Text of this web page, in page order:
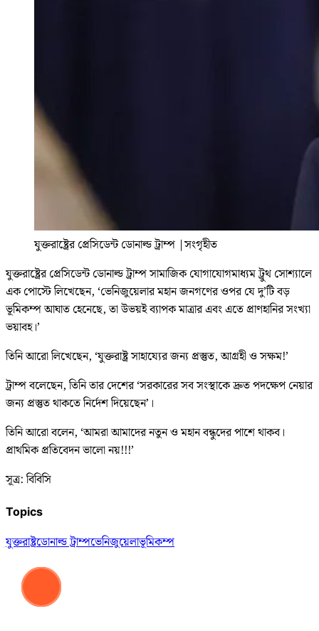
যুক্তরাষ্ট্রের প্রেসিডেন্ট ডোনাল্ড ট্রাম্প |সংগৃহীত
যুক্তরাষ্ট্রের প্রেসিডেন্ট ডোনাল্ড ট্রাম্প সামাজিক যোগাযোগমাধ্যম ট্রুথ সোশ্যালে
এক পোস্টে লিখেছেন, ‘ভেনিজুয়েলার মহান জনগণের ওপর যে দু’টি বড়
ভূমিকম্প আঘাত হেনেছে, তা উভয়ই ব্যাপক মাত্রার এবং এতে প্রাণহানির সংখ্যা
ভয়াবহ।’
তিনি আরো লিখেছেন, ‘যুক্তরাষ্ট্র সাহায্যের জন্য প্রস্তুত, আগ্রহী ও সক্ষম!’
ট্রাম্প বলেছেন, তিনি তার দেশের ‘সরকারের সব সংস্থাকে দ্রুত পদক্ষেপ নেয়ার
জন্য প্রস্তুত থাকতে নির্দেশ দিয়েছেন’।
তিনি আরো বলেন, ‘আমরা আমাদের নতুন ও মহান বন্ধুদের পাশে থাকব।
প্রাথমিক প্রতিবেদন ভালো নয়!!!’
সূত্র: বিবিসি
Topics
যুক্তরাষ্ট্রডোনাল্ড ট্রাম্পভেনিজুয়েলাভূমিকম্প